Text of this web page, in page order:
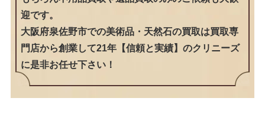
迎です。
大阪府泉佐野市での美術品・天然石の買取は買取専
門店から創業して21年【信頼と実績】のクリニーズ
に是非お任せ下さい！